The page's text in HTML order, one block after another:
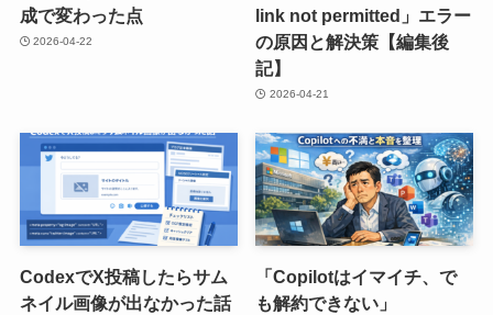
成で変わった点
2026-04-22
link not permitted」エラー
の原因と解決策【編集後
記】
2026-04-21
CodexでX投稿したらサム
ネイル画像が出なかった話
「Copilotはイマイチ、で
も解約できない」